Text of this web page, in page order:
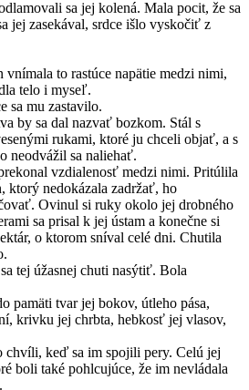
sa jej kolená. Mala pocit, že sa
jej zasekával, srdce išlo vyskočiť z
to rastúce napätie medzi nimi,
telo i myseľ.
sa mu zastavilo.
by sa dal nazvať bozkom. Stál s
rukami, ktoré ju chceli objať, a s
neodvážil sa naliehať.
vzdialenosť medzi nimi. Pritúlila
ktorý nedokázala zadržať, ho
Ovinul si ruky okolo jej drobného
sa prisal k jej ústam a konečne si
o ktorom sníval celé dni. Chutila
tej úžasnej chuti nasýtiť. Bola
pamäti tvar jej bokov, útleho pása,
krivku jej chrbta, hebkosť jej vlasov,
chvíli, keď sa im spojili pery. Celú jej
boli také pohlcujúce, že im nevládala